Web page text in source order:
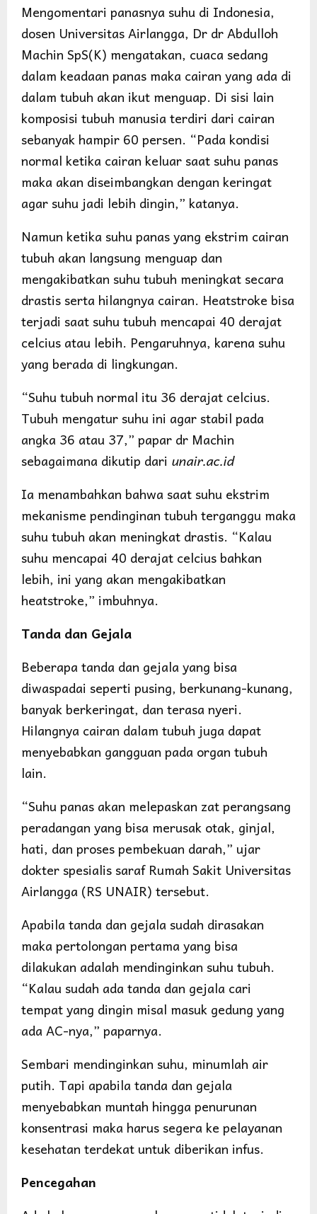
Mengomentari panasnya suhu di Indonesia,
dosen Universitas Airlangga, Dr dr Abdulloh
Machin SpS(K) mengatakan, cuaca sedang
dalam keadaan panas maka cairan yang ada di
dalam tubuh akan ikut menguap. Di sisi lain
komposisi tubuh manusia terdiri dari cairan
sebanyak hampir 60 persen. “Pada kondisi
normal ketika cairan keluar saat suhu panas
maka akan diseimbangkan dengan keringat
agar suhu jadi lebih dingin,” katanya.
Namun ketika suhu panas yang ekstrim cairan
tubuh akan langsung menguap dan
mengakibatkan suhu tubuh meningkat secara
drastis serta hilangnya cairan. Heatstroke bisa
terjadi saat suhu tubuh mencapai 40 derajat
celcius atau lebih. Pengaruhnya, karena suhu
yang berada di lingkungan.
“Suhu tubuh normal itu 36 derajat celcius.
Tubuh mengatur suhu ini agar stabil pada
angka 36 atau 37,” papar dr Machin
sebagaimana dikutip dari unair.ac.id
Ia menambahkan bahwa saat suhu ekstrim
mekanisme pendinginan tubuh terganggu maka
suhu tubuh akan meningkat drastis. “Kalau
suhu mencapai 40 derajat celcius bahkan
lebih, ini yang akan mengakibatkan
heatstroke,” imbuhnya.
Tanda dan Gejala
Beberapa tanda dan gejala yang bisa
diwaspadai seperti pusing, berkunang-kunang,
banyak berkeringat, dan terasa nyeri.
Hilangnya cairan dalam tubuh juga dapat
menyebabkan gangguan pada organ tubuh
lain.
“Suhu panas akan melepaskan zat perangsang
peradangan yang bisa merusak otak, ginjal,
hati, dan proses pembekuan darah,” ujar
dokter spesialis saraf Rumah Sakit Universitas
Airlangga (RS UNAIR) tersebut.
Apabila tanda dan gejala sudah dirasakan
maka pertolongan pertama yang bisa
dilakukan adalah mendinginkan suhu tubuh.
“Kalau sudah ada tanda dan gejala cari
tempat yang dingin misal masuk gedung yang
ada AC-nya,” paparnya.
Sembari mendinginkan suhu, minumlah air
putih. Tapi apabila tanda dan gejala
menyebabkan muntah hingga penurunan
konsentrasi maka harus segera ke pelayanan
kesehatan terdekat untuk diberikan infus.
Pencegahan